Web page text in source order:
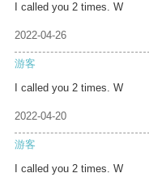
I called you 2 times. W
2022-04-26
游客
I called you 2 times. W
2022-04-20
游客
I called you 2 times. W